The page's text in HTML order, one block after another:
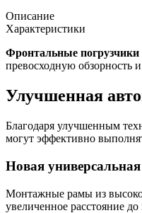
Описание
Характеристики
Фронтальные погрузчики
превосходную обзорность и
Улучшенная
Благодаря улучшенным
могут эффективно
Новая
Монтажные рамы из
увеличенное расстояние